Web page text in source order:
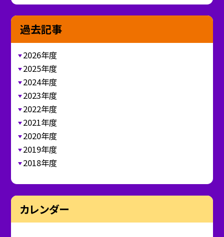
過去記事
2026年度
2025年度
2024年度
2023年度
2022年度
2021年度
2020年度
2019年度
2018年度
カレンダー